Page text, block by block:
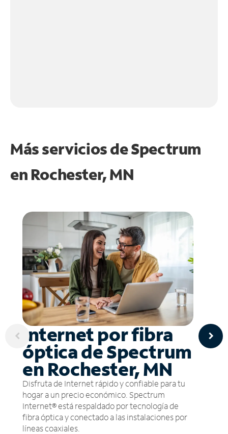
Más servicios de Spectrum
en Rochester, MN
Internet por fibra
óptica de Spectrum
en Rochester, MN
Disfruta de Internet rápido y confiable para tu
hogar a un precio económico. Spectrum
Internet® está respaldado por tecnología de
fibra óptica y conectado a las instalaciones por
líneas coaxiales.